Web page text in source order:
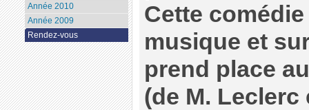
Cette
musique et
prend place
(de M. Leclerc
Année 2010
Année 2009
Rendez-vous